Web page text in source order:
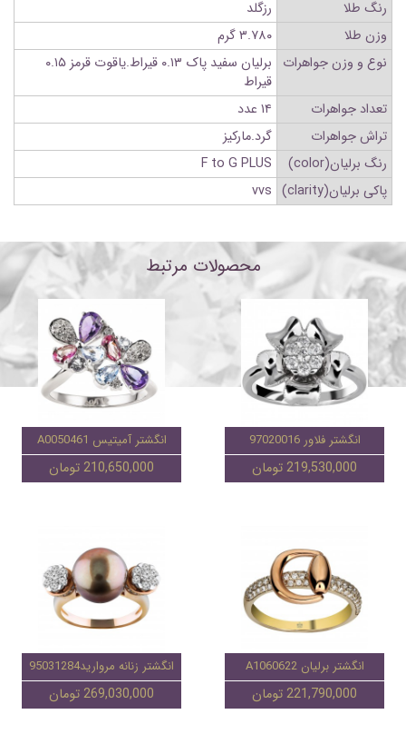
رنگ طلا
رزگلد
وزن طلا
۳.۷۸۰ گرم
نوع و وزن جواهرات
برلیان سفید پاک ۰.۱۳ قیراط.یاقوت قرمز ۰.۱۵
قیراط
تعداد جواهرات
۱۴ عدد
تراش جواهرات
گرد.مارکیز
رنگ برلیان(color)
F to G PLUS
پاکی برلیان(clarity)
vvs
محصولات مرتبط
انگشتر فلاور 97020016
219,530,000 تومان
انگشتر آمیتیس A0050461
210,650,000 تومان
انگشتر برلیان A1060622
221,790,000 تومان
انگشتر زنانه مروارید95031284
269,030,000 تومان